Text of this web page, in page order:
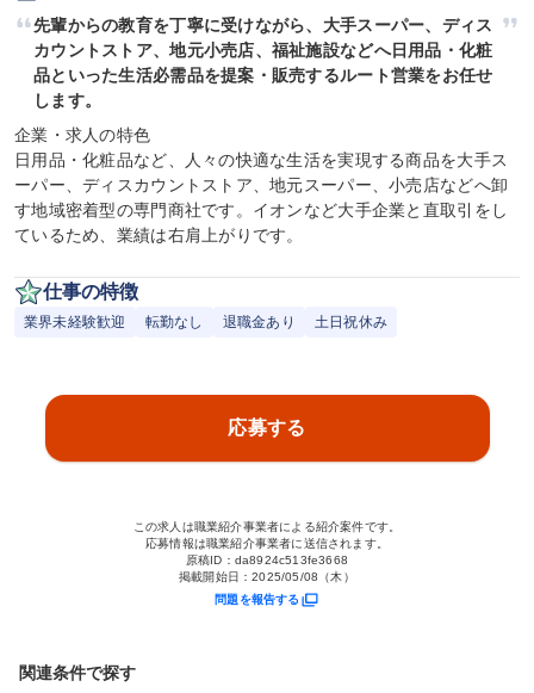
先輩からの教育を丁寧に受けながら、大手スーパー、ディス
カウントストア、地元小売店、福祉施設などへ日用品・化粧
品といった生活必需品を提案・販売するルート営業をお任せ
します。
企業・求人の特色
日用品・化粧品など、人々の快適な生活を実現する商品を大手ス
ーパー、ディスカウントストア、地元スーパー、小売店などへ卸
す地域密着型の専門商社です。イオンなど大手企業と直取引をし
ているため、業績は右肩上がりです。
仕事の特徴
業界未経験歓迎 転勤なし 退職金あり 土日祝休み
応募する
この求人は職業紹介事業者による紹介案件です。
応募情報は職業紹介事業者に送信されます。
原稿ID： da8924c513fe3668
掲載開始日：2025/05/08（木）
問題を報告する
関連条件で探す